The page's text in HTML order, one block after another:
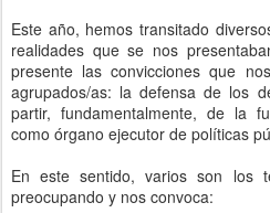
Este año, hemos transitado
realidades que se nos
presente las convicciones que
agrupados/as: la defensa de los
partir, fundamentalmente, de la
como órgano ejecutor de políticas
En este sentido, varios son los
preocupando y nos convoca: